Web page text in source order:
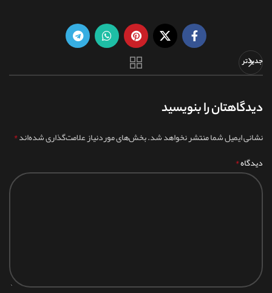
جدیدتر
دیدگاهتان را بنویسید
نشانی ایمیل شما منتشر نخواهد شد.بخش‌های موردنیاز علامت‌گذاری شده‌اند*
دیدگاه*